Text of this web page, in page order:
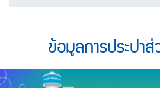
ข้อมูลการประปา